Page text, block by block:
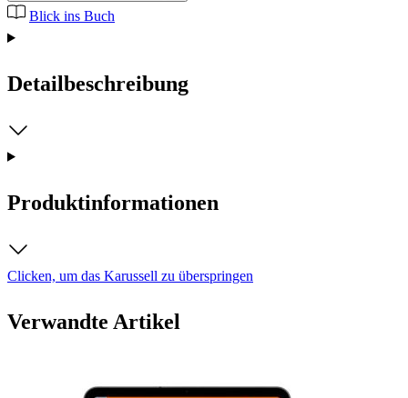
Blick ins Buch
Detailbeschreibung
Produktinformationen
Clicken, um das Karussell zu überspringen
Verwandte Artikel